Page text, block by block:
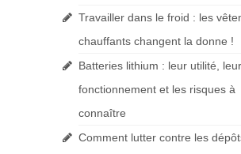
Travailler dans le froid : les
chauffants changent la donne !
Batteries lithium : leur utilité, leur
fonctionnement et les risques à
connaître
Comment lutter contre les